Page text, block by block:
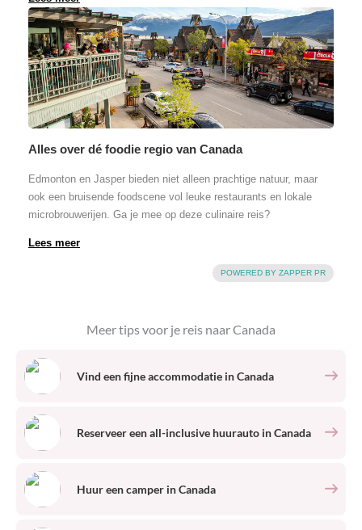
Meer tips voor je reis naarCanada
Vind een fijne accommodatie inCanada
Reserveer een all-inclusive huurauto inCanada
Huur een camper inCanada